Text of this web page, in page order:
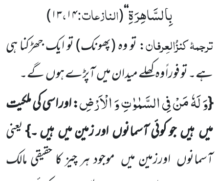
بِالسَّاهِرَةِ‘‘
(النازعات: ۱۳،۱۴ )
ترجمۂکنزُالعِرفان: تو وہ(پھونک)تو ایک جھڑکنا ہی
ہے۔ تو فوراً وہ کھلے میدان میںآپڑے ہوںگے۔
{وَ لَهٗ مَنْ فِی السَّمٰوٰتِ وَ الْاَرْضِ: اور اسی کی ملکیت
میںہیںجو کوئی آسمانوںاور زمین میںہیں ۔}یعنی
آسمانوں اورزمین میں موجود ہر چیز کا حقیقی مالک